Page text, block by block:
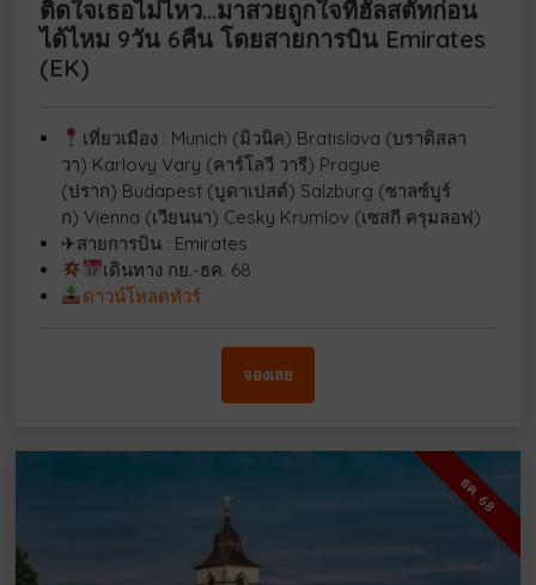
ติดใจเธอไม่ไหว…มาสวยถูกใจที่ฮัลสตัทก่อน
ได้ไหม 9วัน 6คืน โดยสายการบิน Emirates
(EK)
เที่ยวเมือง : Munich (มิวนิค) Bratislava (บราติสลา
วา) Karlovy Vary (คาร์โลวี วารี) Prague
(ปราก) Budapest (บูดาเปสต์) Salzburg (ซาลซ์บูร์
ก) Vienna (เวียนนา) Cesky Krumlov (เซสกี ครุมลอฟ)
✈สายการบิน : Emirates
เดินทาง กย.-ธค. 68
ดาวน์โหลดทัวร์
จองเลย
ธค. 68